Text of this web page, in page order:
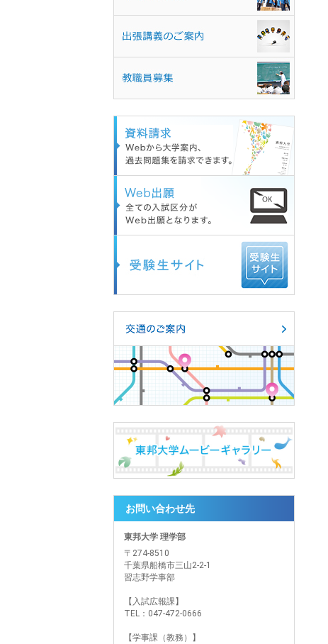
お問い合わせ先
東邦大学 理学部
〒274-8510
千葉県船橋市三山2-2-1
習志野学事部
【入試広報課】
TEL：047-472-0666
【学事課（教務）】